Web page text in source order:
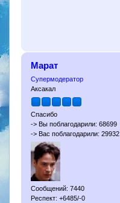
Марат
Супермодератор
Аксакал
Спасибо
-> Вы поблагодарили: 68699
-> Вас поблагодарили: 29932
Сообщений: 7440
Респект: +6485/-0